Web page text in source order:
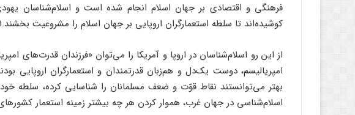
فرهنگی و اقتصادی بر جهان اسلام انجام شده است و اسلام‌شناسان
کوشیده‌اند تا سلطه استعمارگران اروپایی بر جهان اسلام را مشروعیت بخشند.۱۱
از این رو اسلام‌شناسان در اروپا و آمریکا را می‌توان «فرزندان قدرت‌های
امپریالیسم، دوست یک‌دل و هم‌زبان قدرتمندان و استعمارگران اروپایی
بهتر می‌توانستند نقاط قوّت و ضعف مسلمانان را شناسایی کرده، سلطه
اسلام‌شناسی در جهان غرب، هموار کردن هر چه بیشتر زمینه استعمار